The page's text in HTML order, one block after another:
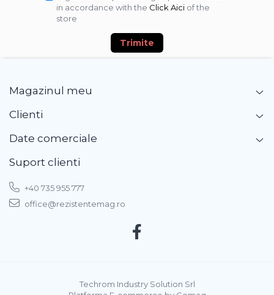
in accordance with the Click Aici of the
store
Trimite
Magazinul meu
Clienti
Date comerciale
Suport clienti
+40 735 955 777
office@rezistentemag.ro
Techrom Industry Solution Srl